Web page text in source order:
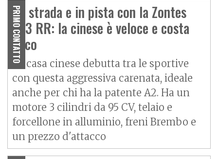
Adiva
Aeon
Aspes
Axy
Baotian
PRIMO CONTATTO
Su strada e in pista con la Zontes
703 RR: la cinese è veloce e costa
poco
La casa cinese debutta tra le sportive
con questa aggressiva carenata, ideale
anche per chi ha la patente A2. Ha un
motore 3 cilindri da 95 CV, telaio e
forcellone in alluminio, freni Brembo e
un prezzo d'attacco